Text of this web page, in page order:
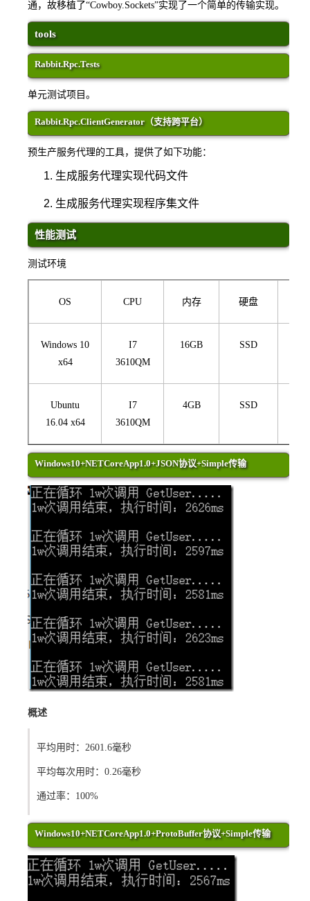
通，故移植了“Cowboy.Sockets”实现了一个简单的传输实现。
tools
Rabbit.Rpc.Tests
单元测试项目。
Rabbit.Rpc.ClientGenerator（支持跨平台）
预生产服务代理的工具，提供了如下功能：
生成服务代理实现代码文件
生成服务代理实现程序集文件
性能测试
测试环境
OS CPU 内存 硬盘
Windows 10
x64
I7
3610QM
16GB SSD
Ubuntu
16.04 x64
I7
3610QM
4GB SSD
Windows10+NETCoreApp1.0+JSON协议+Simple传输
概述
平均用时：2601.6毫秒
平均每次用时：0.26毫秒
通过率：100%
Windows10+NETCoreApp1.0+ProtoBuffer协议+Simple传输